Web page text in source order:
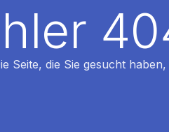
Seite, die Sie gesucht